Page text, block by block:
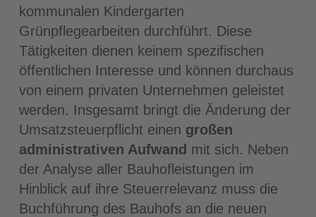
kommunalen Kindergarten
Grünpflegearbeiten durchführt. Diese
Tätigkeiten dienen keinem spezifischen
öffentlichen Interesse und können durchaus
von einem privaten Unternehmen geleistet
werden. Insgesamt bringt die Änderung der
Umsatzsteuerpflicht einen großen
administrativen Aufwand mit sich. Neben
der Analyse aller Bauhofleistungen im
Hinblick auf ihre Steuerrelevanz muss die
Buchführung des Bauhofs an die neuen